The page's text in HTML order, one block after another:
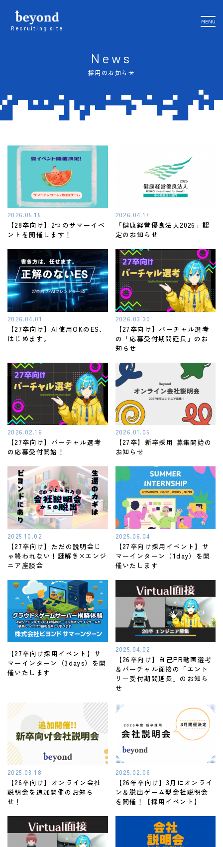
Recruiting site
MENU
採用のお知らせ
News
2026.05.15
【28卒向け】2つのサマーイベ
ントを開催します！
2026.04.17
「健康経営優良法人2026」認
定のお知らせ
2026.04.01
【27卒向け】AI使用OKのES、
はじめます。
2026.03.30
【27卒向け】バーチャル選考
の「応募受付期間延長」のお
知らせ
2026.02.16
【27卒向け】バーチャル選考
の応募受付開始！
2026.01.05
【27卒】新卒採用 募集開始の
お知らせ
2025.10.02
【27卒向け】ただの説明会じ
ゃ終われない！謎解き×エンジ
ニア座談会
2025.06.04
【27卒向け採用イベント】サ
マーインターン（1day）を開
催いたします
【27卒向け採用イベント】サ
マーインターン（3days）を開
催いたします
2025.04.02
【26卒向け】自己PR動画選考
＆バーチャル面接の「エント
リー受付期間延長」のお知ら
せ
2025.03.18
【26卒向け】オンライン会社
説明会を追加開催のお知ら
せ！
2025.02.06
【26年卒向け】3月にオンライ
ン＆脱出ゲーム型会社説明会
を開催！【採用イベント】